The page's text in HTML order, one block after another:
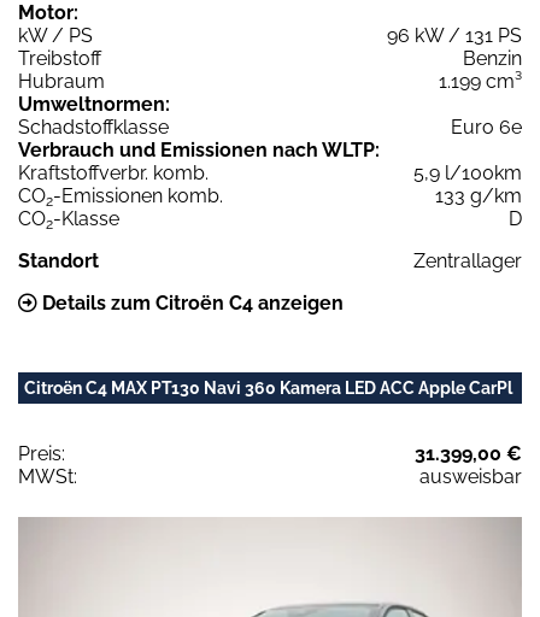
Motor:
kW / PS
96 kW / 131 PS
Treibstoff
Benzin
Hubraum
1.199 cm³
Umweltnormen:
Schadstoffklasse
Euro 6e
Verbrauch und Emissionen nach WLTP:
Kraftstoffverbr. komb.
5,9 l/100km
CO2-Emissionen komb.
133 g/km
CO2-Klasse
D
Standort
Zentrallager
Details zum Citroën C4 anzeigen
Citroën C4 MAX PT130 Navi 360 Kamera LED ACC Apple CarPl
Preis:
31.399,00 €
MWSt:
ausweisbar